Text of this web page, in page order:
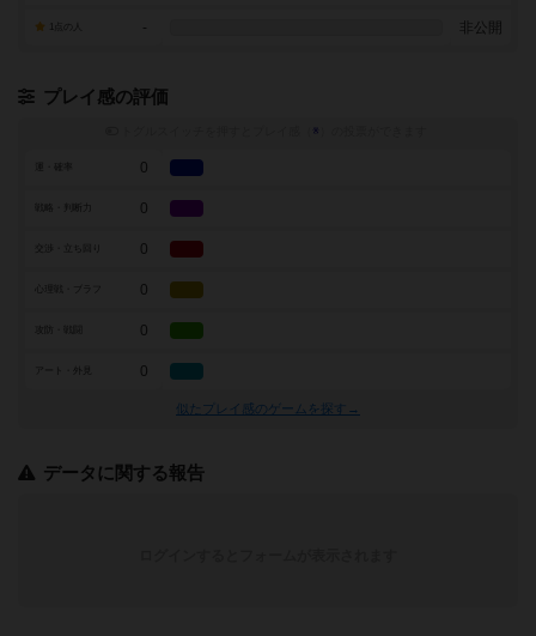
- 非公開
プレイ感の評価
※
0
戦略・判断力 0
0
0
0
アート・外見 0
似たプレイ感のゲームを探す→
データに関する報告